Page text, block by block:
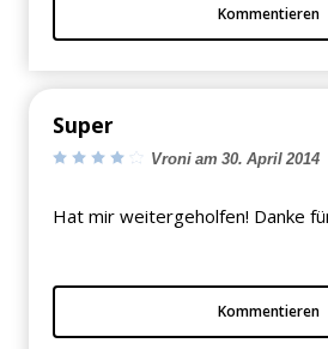
Kommentieren
Super
Vroni am 30. April 2014
Hat mir weitergeholfen! Danke
Kommentieren